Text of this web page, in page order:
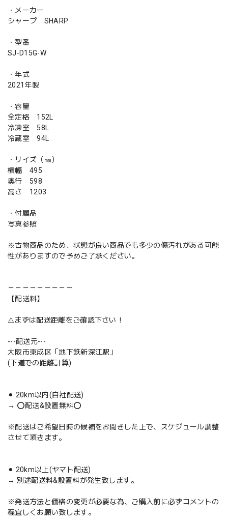
・メーカー
シャープ SHARP
・型番
SJ-D15G-W
・年式
2021年製
・容量
全定格 152L
冷凍室 58L
冷蔵室 94L
・サイズ（㎜）
横幅 495
奥行 598
高さ 1203
・付属品
写真参照
※古物商品のため、状態が良い商品でも多少の傷汚れがある可能
性がありますので予めご了承ください。
－－－－－－－－－
【配送料】
⚠️まずは配送距離をご確認下さい！
---配送元---
大阪市東成区「地下鉄新深江駅」
(下道での距離計算)
⚫︎ 20km以内(自社配送)
→ ⭕️配送&設置無料⭕️
※配送はご希望日時の候補をお聞きした上で、スケジュール調整
させて頂きます。
⚫︎ 20km以上(ヤマト配送)
→ 別途配送料&設置料が発生致します。
※発送方法と価格の変更が必要な為、ご購入前に必ずコメントの
程宜しくお願い致します。